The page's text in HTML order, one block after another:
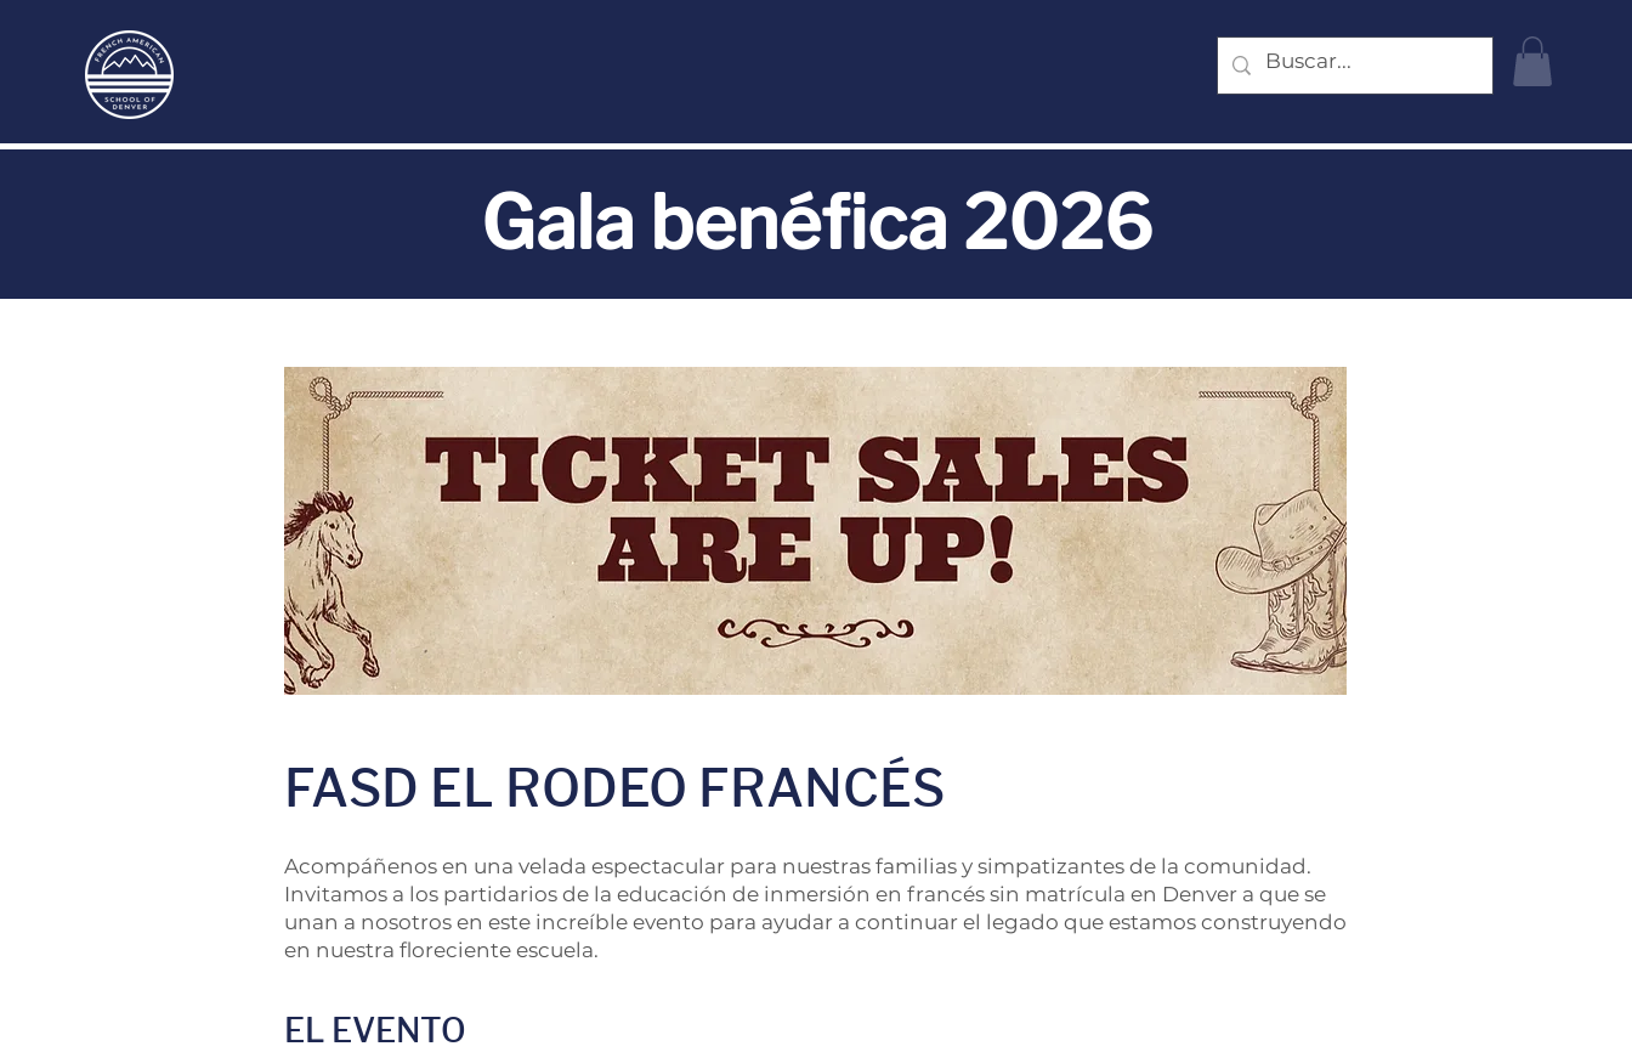
Gala benéfica 2026
FASD EL RODEO FRANCÉS
Acompáñenos en una velada espectacular para nuestras familias y simpatizantes de la comunidad.
Invitamos a los partidarios de la educación de inmersión en francés sin matrícula en Denver a que se
unan a nosotros en este increíble evento para ayudar a continuar el legado que estamos construyendo
en nuestra floreciente escuela.
EL EVENTO